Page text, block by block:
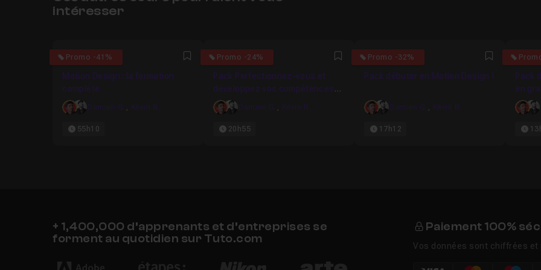
intéresser
Promo -41%
4.746835443038 Favori
Motion Design : la formation
complète
Damien G. , Kévin B.
55h10
Promo -24%
5 Favori
Pack Perfectionnez-vous et
développez vos compétences
en Motion Design
Damien G. , Kévin B.
20h55
Promo -32%
4.7222222222222 Favori
Pack débuter en Motion Design !
Damien G. , Kévin B.
17h12
5
Pack
en
Design
+ 1,400,000 d’apprenants et d’entreprises se
forment au quotidien sur Tuto.com
Paiement 100%
Vos données sont chiffrées